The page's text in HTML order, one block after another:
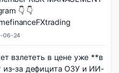
👇 👇
06-24
взлететь в цене уже **в
из-за дефицита ОЗУ и ИИ-